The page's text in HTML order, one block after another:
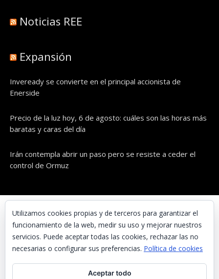
Noticias REE
Expansión
Inveready se convierte en el principal accionista de
Enerside
Precio de la luz hoy, 6 de agosto: cuáles son las horas más
baratas y caras del día
Irán contempla abrir un paso pero se resiste a ceder el
control de Ormuz
© UNAENERGÍA, S.L.
Inicio
Contacta con nosotros
Preguntas frecuentes
Aviso Legal
Utilizamos cookies propias y de terceros para garantizar el
funcionamiento de la web, medir su uso y mejorar nuestros
servicios. Puede aceptar todas las cookies, rechazar las no
necesarias o configurar sus preferencias. Política de cookies
Aceptar todo